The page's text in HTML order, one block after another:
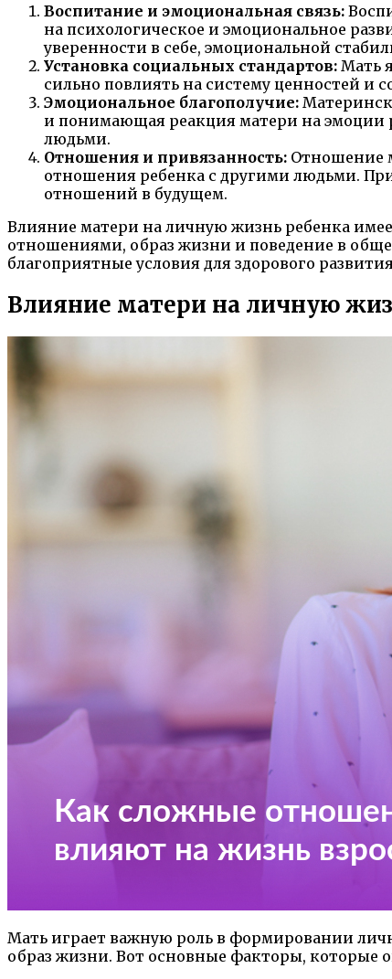
Воспитание и эмоциональная связь:
на психологическое и эмоциональное
уверенности в себе, эмоциональной
Установка социальных стандартов: Мать
сильно повлиять на систему ценностей и
Эмоциональное благополучие:
и понимающая реакция матери на эмоции
людьми.
Отношения и привязанность: Отношение
отношения ребенка с другими людьми.
отношений в будущем.
Влияние матери на личную жизнь ребенка
отношениями, образ жизни и поведение в
благоприятные условия для здорового
Влияние матери на личную
Мать играет важную роль в формировании
образ жизни. Вот основные факторы, которые